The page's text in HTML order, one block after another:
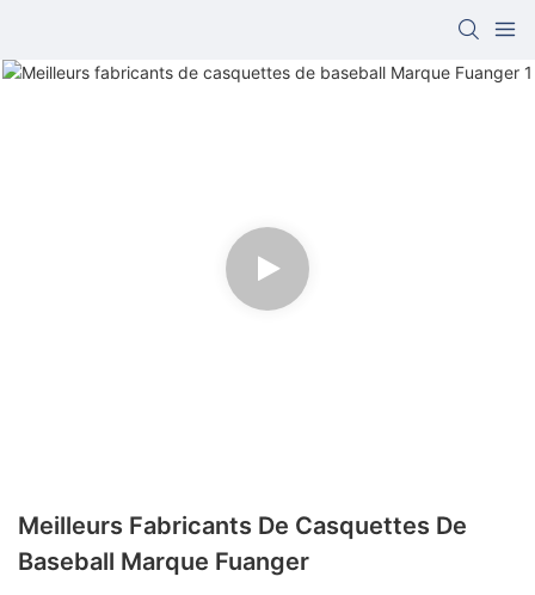
Meilleurs Fabricants De Casquettes De
Baseball Marque Fuanger